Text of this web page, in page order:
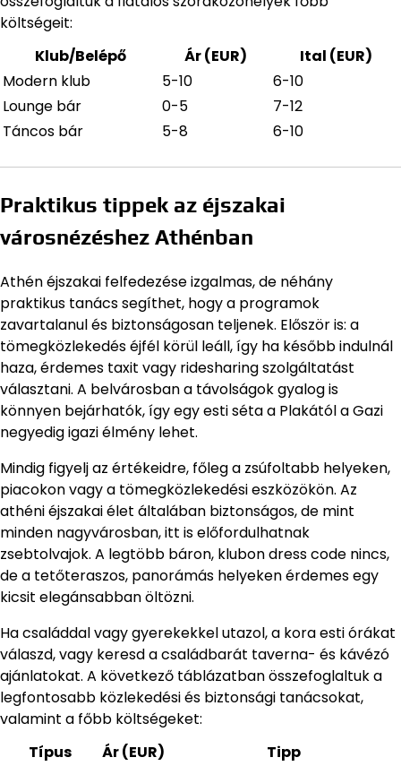
költségeit:
Klub/Belépő
Ár (EUR)
Ital (EUR)
Modern klub
5-10
6-10
Lounge bár
0-5
7-12
Táncos bár
5-8 6-10
Praktikus tippek az éjszakai
városnézéshez Athénban
Athén éjszakai felfedezése izgalmas, de néhány
praktikus tanács segíthet, hogy a programok
zavartalanul és biztonságosan teljenek. Először is: a
tömegközlekedés éjfél körül leáll, így ha később indulnál
haza, érdemes taxit vagy ridesharing szolgáltatást
választani. A belvárosban a távolságok gyalog is
könnyen bejárhatók, így egy esti séta a Plakától a Gazi
negyedig igazi élmény lehet.
Mindig figyelj az értékeidre, főleg a zsúfoltabb helyeken,
piacokon vagy a tömegközlekedési eszközökön. Az
athéni éjszakai élet általában biztonságos, de mint
minden nagyvárosban, itt is előfordulhatnak
zsebtolvajok. A legtöbb báron, klubon dress code nincs,
de a tetőteraszos, panorámás helyeken érdemes egy
kicsit elegánsabban öltözni.
Ha családdal vagy gyerekekkel utazol, a kora esti órákat
válaszd, vagy keresd a családbarát taverna- és kávézó
ajánlatokat. A következő táblázatban összefoglaltuk a
legfontosabb közlekedési és biztonsági tanácsokat,
valamint a főbb költségeket:
Típus
Ár (EUR)
Tipp